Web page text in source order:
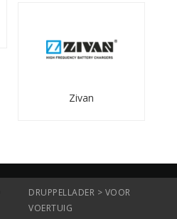
Zivan
DRUPPELLADER > VOOR
VOERTUIG